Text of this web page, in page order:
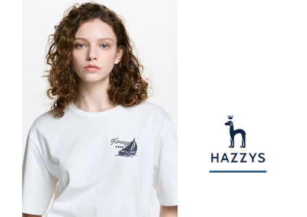
易，需依本服務之必要範圍內提供個人資料，並將交易相關給付款項請求債
權轉讓予恩沛科技股份有限公司。
２．關於個人資料處理事宜，請瀏覽以下網址：
https://aftee.tw/terms/#terms3
３．未成年的使用者請事先徵得法定代理人或監護人之同意方可使用
「AFTEE先享後付」，若未經同意申辦者引起之損失，本公司不負相關責
４．使用「AFTEE先享後付」時，將依據個別帳號之用戶狀況，依本公司即
時審查核予不同之上限額度；若仍有額度不足之情形，本公司將視審查結果
請求用戶進行身份認證。
５．嚴禁一人註冊多個帳號或使用他人資訊註冊。若發現惡意使用之情形，
恩沛科技股份有限公司將有權停止該用戶之使用額度並採取法律行動。
付款後7-11取貨
每筆NT$80，滿NT$2,000(含以上)免運費
每筆NT$80，滿NT$2,000(含以上)免運費
離島宅配
每筆NT$280，滿NT$2,000(含以上)免運費